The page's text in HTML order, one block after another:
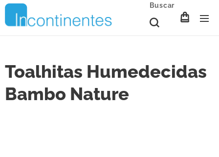
Buscar
Toalhitas Humedecidas
Bambo Nature